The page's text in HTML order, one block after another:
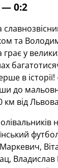
— 0:2
та
у
в
до
від
Владислав